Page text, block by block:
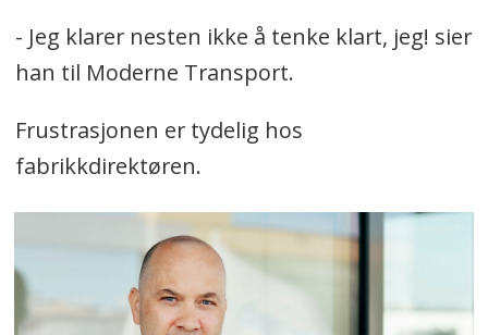
- Jeg klarer nesten ikke å tenke klart, jeg! sier
han til Moderne Transport.
Frustrasjonen er tydelig hos
fabrikkdirektøren.